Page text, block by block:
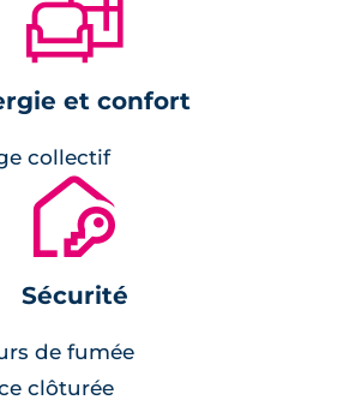
grâce à un portail
plus de sécurité, la
clôturée, et des
🛋
et confort
collectif
🔐
Sécurité
de fumée
clôturée